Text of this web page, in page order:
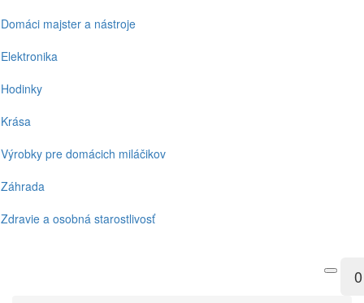
Domáci majster a nástroje
Elektronika
Hodinky
Krása
Výrobky pre domácich miláčikov
Záhrada
Zdravie a osobná starostlivosť
0